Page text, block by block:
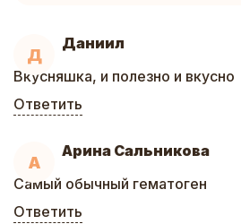
Д
Даниил
Вкусняшка, и полезно и вкусно
Ответить
А
Арина Сальникова
Самый обычный гематоген
Ответить